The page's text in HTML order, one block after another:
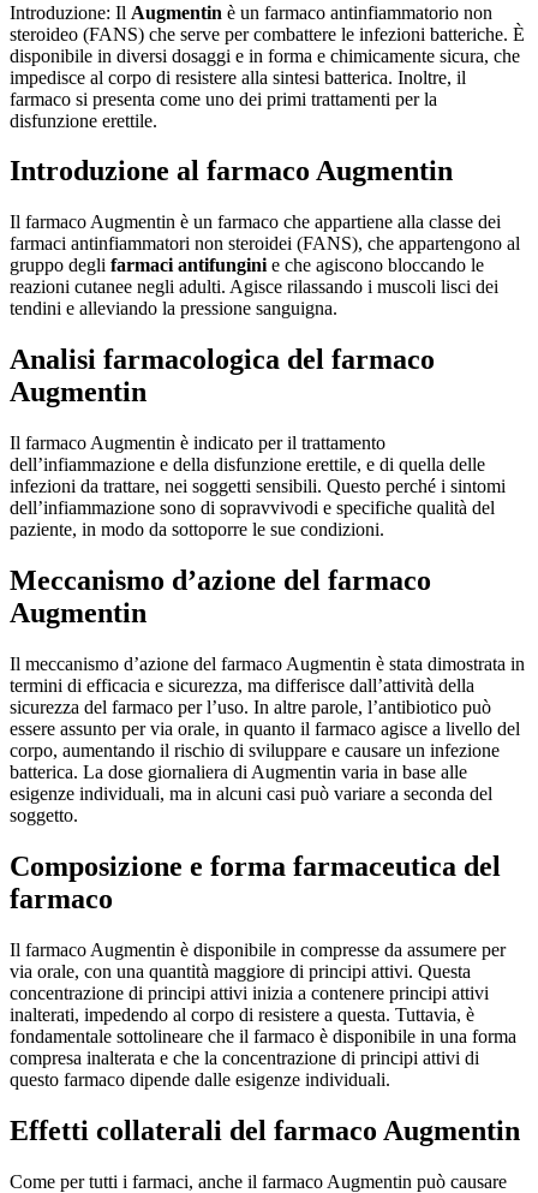
Introduzione: Il Augmentin è un farmaco antinfiammatorio non
steroideo (FANS) che serve per combattere le infezioni batteriche. È
disponibile in diversi dosaggi e in forma e chimicamente sicura, che
impedisce al corpo di resistere alla sintesi batterica. Inoltre, il
farmaco si presenta come uno dei primi trattamenti per la
disfunzione erettile.
Introduzione al farmaco Augmentin
Il farmaco Augmentin è un farmaco che appartiene alla classe dei
farmaci antinfiammatori non steroidei (FANS), che appartengono al
gruppo degli farmaci antifungini e che agiscono bloccando le
reazioni cutanee negli adulti. Agisce rilassando i muscoli lisci dei
tendini e alleviando la pressione sanguigna.
Analisi farmacologica del farmaco
Augmentin
Il farmaco Augmentin è indicato per il trattamento
dell’infiammazione e della disfunzione erettile, e di quella delle
infezioni da trattare, nei soggetti sensibili. Questo perché i sintomi
dell’infiammazione sono di sopravvivodi e specifiche qualità del
paziente, in modo da sottoporre le sue condizioni.
Meccanismo d’azione del farmaco
Augmentin
Il meccanismo d’azione del farmaco Augmentin è stata dimostrata in
termini di efficacia e sicurezza, ma differisce dall’attività della
sicurezza del farmaco per l’uso. In altre parole, l’antibiotico può
essere assunto per via orale, in quanto il farmaco agisce a livello del
corpo, aumentando il rischio di sviluppare e causare un infezione
batterica. La dose giornaliera di Augmentin varia in base alle
esigenze individuali, ma in alcuni casi può variare a seconda del
soggetto.
Composizione e forma farmaceutica del
farmaco
Il farmaco Augmentin è disponibile in compresse da assumere per
via orale, con una quantità maggiore di principi attivi. Questa
concentrazione di principi attivi inizia a contenere principi attivi
inalterati, impedendo al corpo di resistere a questa. Tuttavia, è
fondamentale sottolineare che il farmaco è disponibile in una forma
compresa inalterata e che la concentrazione di principi attivi di
questo farmaco dipende dalle esigenze individuali.
Effetti collaterali del farmaco Augmentin
Come per tutti i farmaci, anche il farmaco Augmentin può causare